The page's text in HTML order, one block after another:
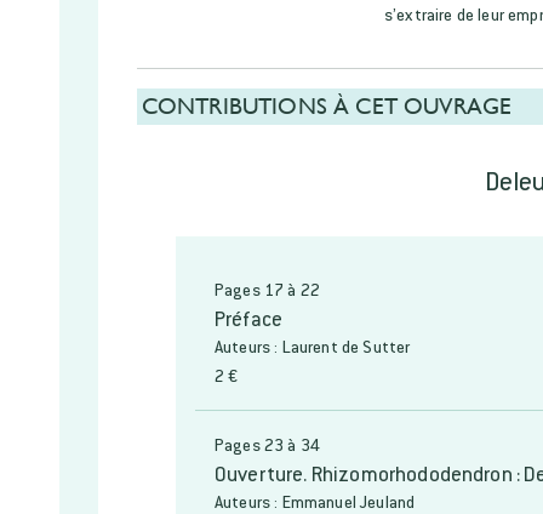
s’extraire de leur
CONTRIBUTIONS À CET OUVRAGE
Pages 17 à 22
Préface
Auteurs : Laurent de Sutter
2 €
Pages 23 à 34
Ouverture. Rhizomorhododendron :
Auteurs : Emmanuel Jeuland